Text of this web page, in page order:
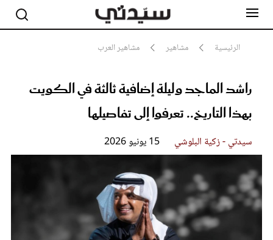
الرئيسية مشاهير مشاهير العرب
راشد الماجد وليلة إضافية ثالثة في الكويت
بهذا التاريخ.. تعرفوا إلى تفاصيلها
سيدتي - زكية البلوشي 15 يونيو 2026
مشاهير
جمال
سيدتي وطفلك
لايف ستايل
بلس+
فيديو
مطبخ سيدتي
مقالات الرأي